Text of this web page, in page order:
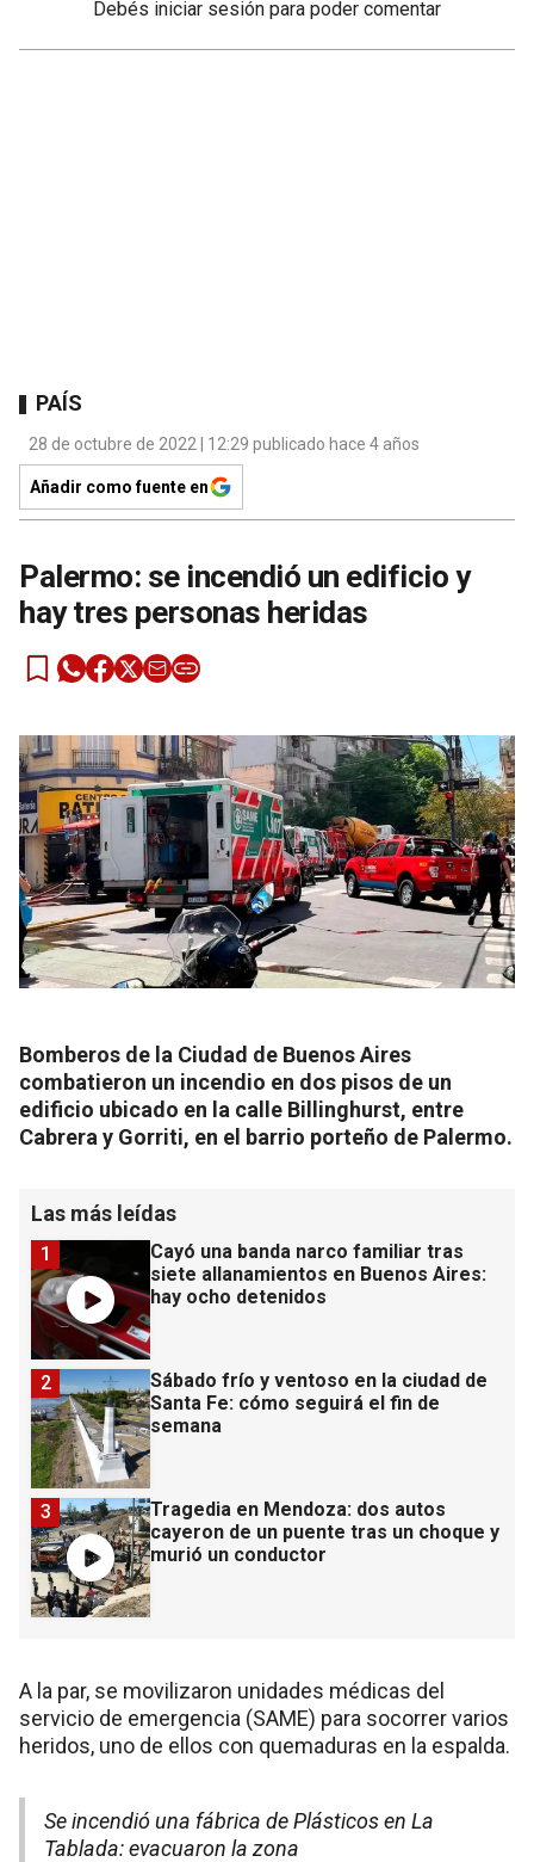
Debés iniciar sesión para poder comentar
PAÍS
28 de octubre de 2022 | 12:29 publicado hace 4 años
Añadir como fuente en
Palermo: se incendió un edificio y
hay tres personas heridas
Bomberos de la Ciudad de Buenos Aires
combatieron un incendio en dos pisos de un
edificio ubicado en la calle Billinghurst, entre
Cabrera y Gorriti, en el barrio porteño de Palermo.
Las más leídas
Cayó una banda narco familiar tras
siete allanamientos en Buenos Aires:
hay ocho detenidos
1
Sábado frío y ventoso en la ciudad de
Santa Fe: cómo seguirá el fin de
semana
2
Tragedia en Mendoza: dos autos
cayeron de un puente tras un choque y
murió un conductor
3
A la par, se movilizaron unidades médicas del
servicio de emergencia (SAME) para socorrer varios
heridos, uno de ellos con quemaduras en la espalda.
Se incendió una fábrica de Plásticos en La
Tablada: evacuaron la zona